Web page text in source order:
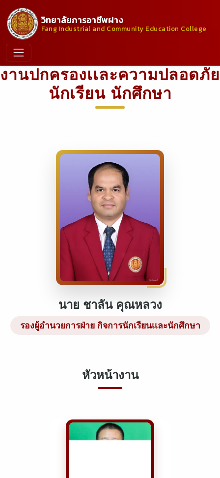
วิทยาลัยการอาชีพฝาง
Fang Industrial and Community Education College
งานปกครองเเละความปลอดภัย
นักเรียน นักศึกษา
นาย ชาลัน คุณหลวง
รองผู้อำนวยการฝ่าย กิจการนักเรียนเเละนักศึกษา
หัวหน้างาน